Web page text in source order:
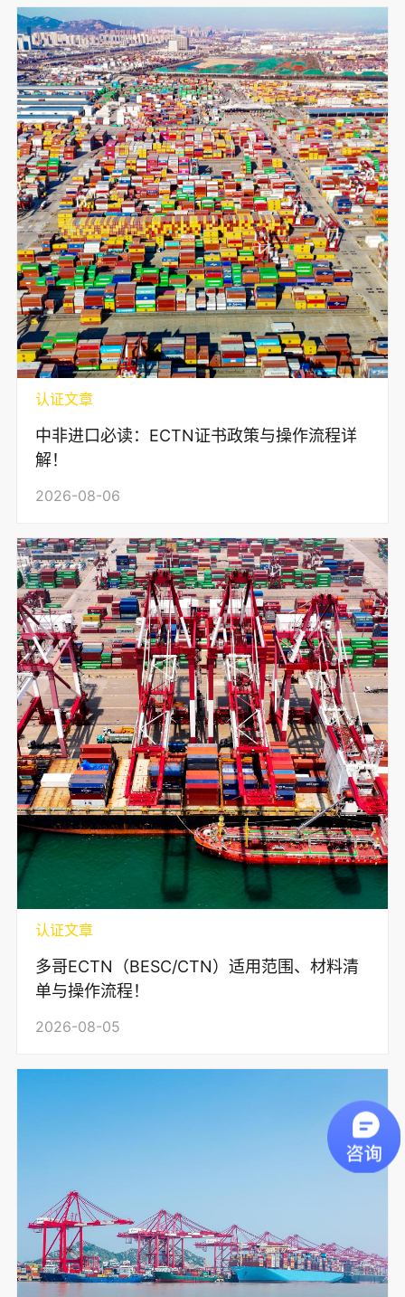
认证文章
中非进口必读：ECTN证书政策与操作流程详
解！
2026-08-06
认证文章
多哥ECTN（BESC/CTN）适用范围、材料清
单与操作流程！
2026-08-05